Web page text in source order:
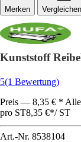
Vergleichen
Kunststoff
5(1 Bewertung)
Preis — 8,35 € * Alle
pro ST8,35 €*/ ST
Art.-Nr. 8538104